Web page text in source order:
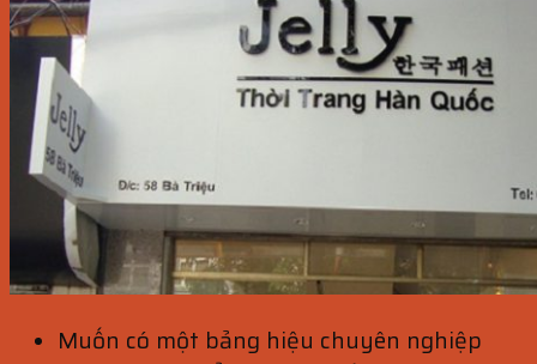
Muốn có một bảng hiệu chuyên nghiệp